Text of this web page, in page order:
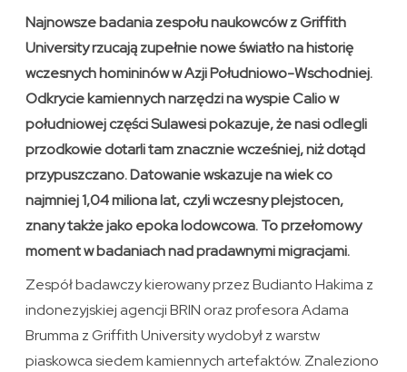
Najnowsze badania zespołu naukowców z Griffith
University rzucają zupełnie nowe światło na historię
wczesnych homininów w Azji Południowo-Wschodniej.
Odkrycie kamiennych narzędzi na wyspie Calio w
południowej części Sulawesi pokazuje, że nasi odlegli
przodkowie dotarli tam znacznie wcześniej, niż dotąd
przypuszczano. Datowanie wskazuje na wiek co
najmniej 1,04 miliona lat, czyli wczesny plejstocen,
znany także jako epoka lodowcowa. To przełomowy
moment w badaniach nad pradawnymi migracjami.
Zespół badawczy kierowany przez Budianto Hakima z
indonezyjskiej agencji BRIN oraz profesora Adama
Brumma z Griffith University wydobył z warstw
piaskowca siedem kamiennych artefaktów. Znaleziono